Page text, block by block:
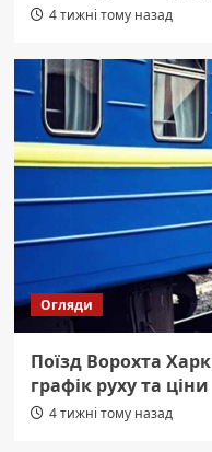
4 тижні тому назад
Огляди
Поїзд Ворохта
графік руху та ціни
4 тижні тому назад